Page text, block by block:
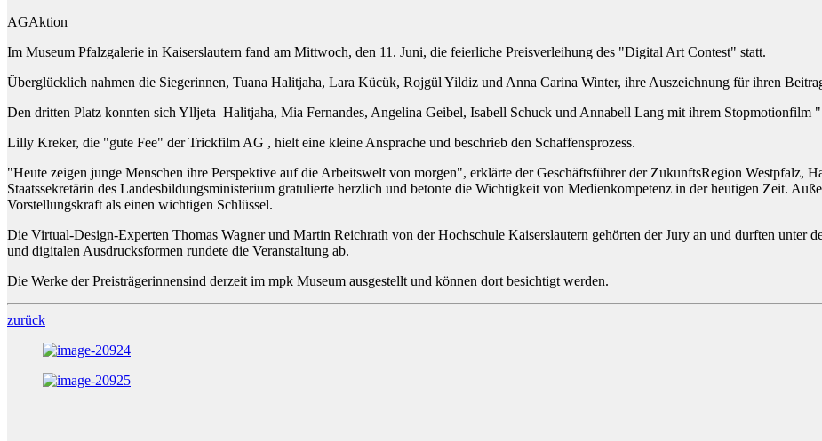
AGAktion
Im Museum Pfalzgalerie in Kaiserslautern fand am Mittwoch, den 11. Juni, die feierliche Preisverleihung des "Digital Art Contest" statt.
Überglücklich nahmen die Siegerinnen, Tuana Halitjaha, Lara Kücük, Rojgül Yildiz und Anna Carina Winter, ihre Auszeichnung für ihren
Den dritten Platz konnten sich Ylljeta Halitjaha, Mia Fernandes, Angelina Geibel, Isabell Schuck und Annabell Lang mit ihrem Stopmotionfilm
Lilly Kreker, die "gute Fee" der Trickfilm AG , hielt eine kleine Ansprache und beschrieb den Schaffensprozess.
"Heute zeigen junge Menschen ihre Perspektive auf die Arbeitswelt von morgen", erklärte der Geschäftsführer der ZukunftsRegion Westpfalz,
Staatssekretärin des Landesbildungsministerium gratulierte herzlich und betonte die Wichtigkeit von Medienkompetenz in der heutigen Zeit.
Vorstellungskraft als einen wichtigen Schlüssel.
Die Virtual-Design-Experten Thomas Wagner und Martin Reichrath von der Hochschule Kaiserslautern gehörten der Jury an und durften unter
und digitalen Ausdrucksformen rundete die Veranstaltung ab.
Die Werke der Preisträgerinnensind derzeit im mpk Museum ausgestellt und können dort besichtigt werden.
zurück